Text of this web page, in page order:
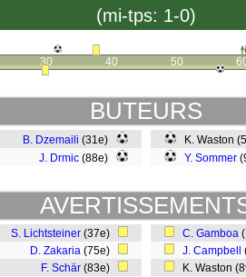
(mi-tps: 1-0)
30 40 50
BUTEURS
B. Dzemaili (31e)
J. Drmic (88e)
K. Waston
Y. Sommer
S. Lichtsteiner (37e)
D. Zakaria (75e)
F. Schär (83e)
C. Gamboa
J. Campbell
K. Waston